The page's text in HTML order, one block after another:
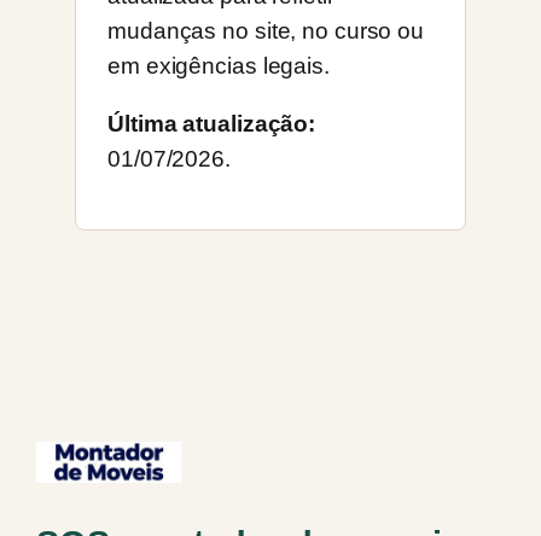
mudanças no site, no curso ou
em exigências legais.
Última atualização:
01/07/2026.